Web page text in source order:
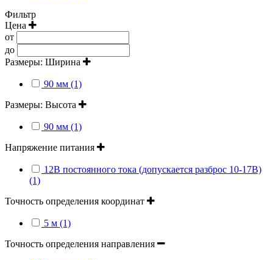
Фильтр
Цена
от
до
Размеры: Ширина
90 мм (1)
Размеры: Высота
90 мм (1)
Напряжение питания
12В постоянного тока (допускается разброс 10-17В)
(1)
Точность определения координат
5 м (1)
Точность определения направления